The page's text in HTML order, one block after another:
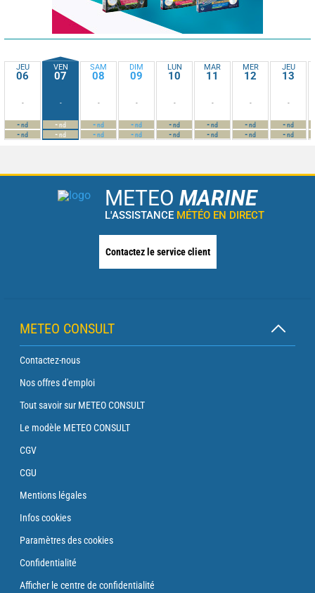
JEU
06
-
-nd
-nd
VEN
07
-
-nd
-nd
SAM
08
-
-nd
-nd
DIM
09
-
-nd
-nd
LUN
10
-
-nd
-nd
MAR
11
-
-nd
-nd
MER
12
-
-nd
-nd
JEU
13
-
-nd
-nd
METEO MARINE
L'ASSISTANCE MÉTÉO EN DIRECT
Contactez le service client
METEO CONSULT
Contactez-nous
Nos offres d'emploi
Tout savoir sur METEO CONSULT
Le modèle METEO CONSULT
CGV
CGU
Mentions légales
Infos cookies
Paramètres des cookies
Confidentialité
Afficher le centre de confidentialité